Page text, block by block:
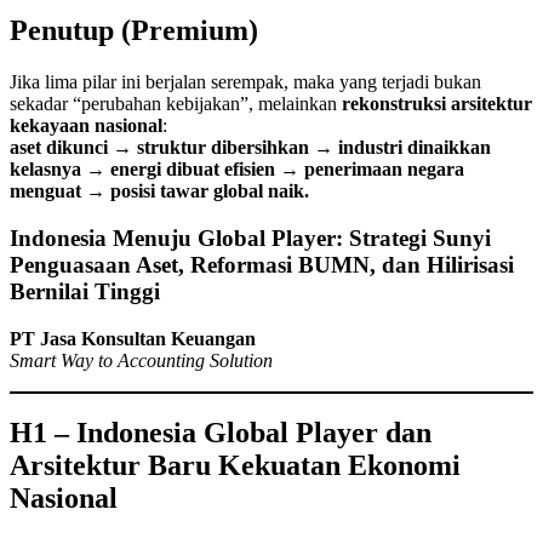
Penutup (Premium)
Jika lima pilar ini berjalan serempak, maka yang terjadi bukan
sekadar “perubahan kebijakan”, melainkan rekonstruksi arsitektur
kekayaan nasional:
aset dikunci → struktur dibersihkan → industri dinaikkan
kelasnya → energi dibuat efisien → penerimaan negara
menguat → posisi tawar global naik.
Indonesia Menuju Global Player: Strategi Sunyi
Penguasaan Aset, Reformasi BUMN, dan Hilirisasi
Bernilai Tinggi
PT Jasa Konsultan Keuangan
Smart Way to Accounting Solution
H1 – Indonesia Global Player dan
Arsitektur Baru Kekuatan Ekonomi
Nasional